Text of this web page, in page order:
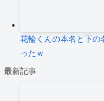
花輪くんの本名と下の
ったｗ
最新記事